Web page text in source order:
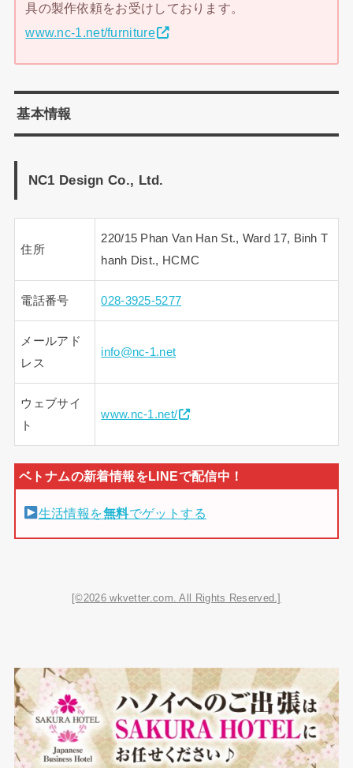
具の製作依頼をお受けしております。
www.nc-1.net/furniture
基本情報
NC1 Design Co., Ltd.
住所
220/15 Phan Van Han St., Ward 17, Binh T
hanh Dist., HCMC
電話番号 028-3925-5277
メールアド
レス
info@nc-1.net
ウェブサイ
ト
www.nc-1.net/
生活情報を無料でゲットする
[©2026 wkvetter.com. All Rights Reserved.]